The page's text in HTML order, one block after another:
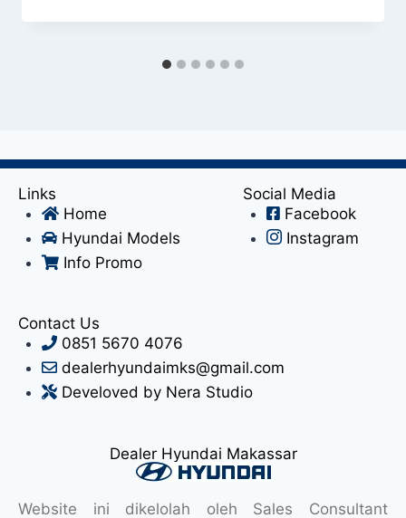
Links
Home
Hyundai Models
Info Promo
Social Media
Facebook
Instagram
Contact Us
0851 5670 4076
dealerhyundaimks@gmail.com
Develoved by Nera Studio
Dealer Hyundai Makassar
Website ini dikelolah oleh Sales Consultant